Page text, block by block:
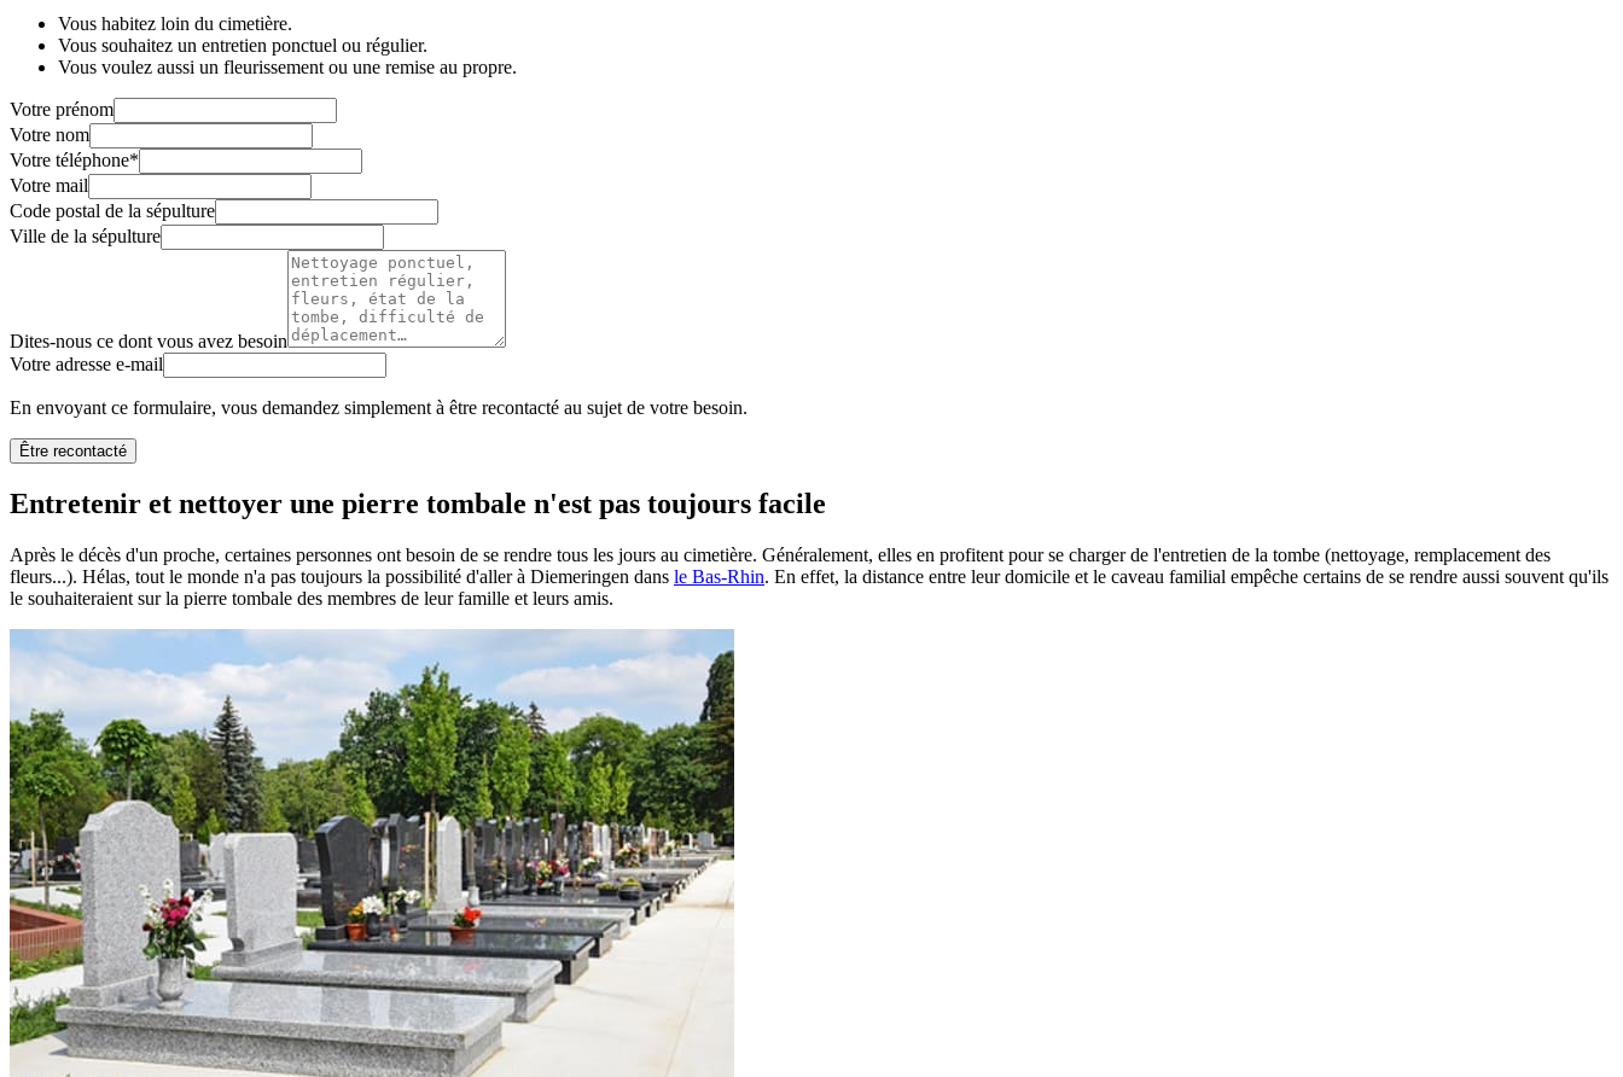
Vous habitez loin du cimetière.
Vous souhaitez un entretien ponctuel ou régulier.
Vous voulez aussi un fleurissement ou une remise au propre.
Votre prénom
Votre nom
Votre téléphone*
Votre mail
Code postal de la sépulture
Ville de la sépulture
Dites-nous ce dont vous avez besoin
Votre adresse e-mail
En envoyant ce formulaire, vous demandez simplement à être recontacté au sujet de votre besoin.
Être recontacté
Entretenir et nettoyer une pierre tombale n'est pas toujours facile
Après le décès d'un proche, certaines personnes ont besoin de se rendre tous les jours au cimetière. Généralement, elles en profitent pour se charger de l'entretien de la tombe (nettoyage, remplacement des
fleurs...). Hélas, tout le monde n'a pas toujours la possibilité d'aller à Diemeringen dans le Bas-Rhin. En effet, la distance entre leur domicile et le caveau familial empêche certains de se rendre aussi souvent qu'ils
le souhaiteraient sur la pierre tombale des membres de leur famille et leurs amis.